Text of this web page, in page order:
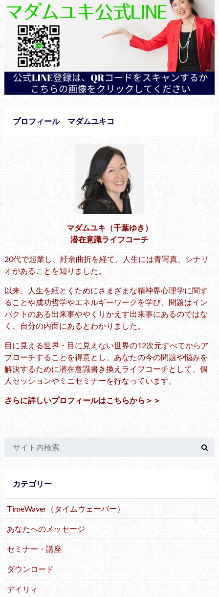
プロフィール マダムユキコ
マダムユキ（千葉ゆき）
潜在意識ライフコーチ
20代で起業し、紆余曲折を経て、人生には青写真、シナリ
オがあることを知りました。
以来、人生を紐とくためにさまざまな精神界心理学に関す
ることや成功哲学やエネルギーワークを学び、問題はイン
パクトのある出来事ややくりかえす出来事にあるのではな
く、自分の内面にあるとわかりました。
目に見える世界・目に見えない世界の12次元すべてからア
プローチすることを得意とし、あなたの今の問題や悩みを
解決するために潜在意識書き換えライフコーチとして、個
人セッションやミニセミナーを行なっています。
さらに詳しいプロフィールはこちらから＞＞
カテゴリー
TimeWaver（タイムウェーバー）
あなたへのメッセージ
セミナー・講座
ダウンロード
デイリィ